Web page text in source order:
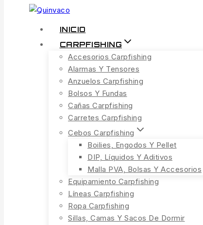
INICIO
CARPFISHING
Accesorios Carpfishing
Alarmas Y Tensores
Anzuelos Carpfishing
Bolsos Y Fundas
Cañas Carpfishing
Carretes Carpfishing
Cebos Carpfishing
Boilies, Engodos Y Pellet
DIP, Líquidos Y Aditivos
Malla PVA, Bolsas Y Accesorios
Equipamiento Carpfishing
Líneas Carpfishing
Ropa Carpfishing
Sillas, Camas Y Sacos De Dormir